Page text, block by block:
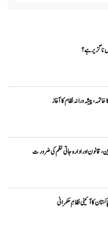
ناگزیر ہے؟
پیشہ ورانہ نظام کا آغاز
قانون اور ادارہ جاتی نظم کی ضرورت
کا آئینی نظامِ حکمرانی